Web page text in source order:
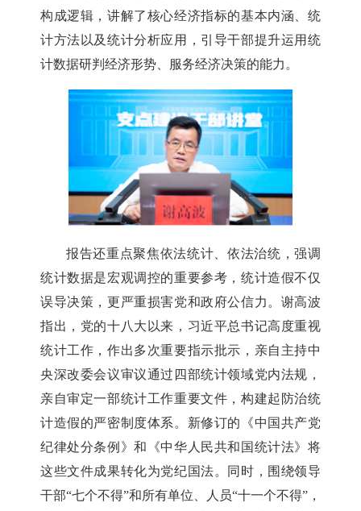
构成逻辑，讲解了核心经济指标的基本内涵、统
计方法以及统计分析应用，引导干部提升运用统
计数据研判经济形势、服务经济决策的能力。
报告还重点聚焦依法统计、依法治统，强调
统计数据是宏观调控的重要参考，统计造假不仅
误导决策，更严重损害党和政府公信力。谢高波
指出，党的十八大以来，习近平总书记高度重视
统计工作，作出多次重要指示批示，亲自主持中
央深改委会议审议通过四部统计领域党内法规，
亲自审定一部统计工作重要文件，构建起防治统
计造假的严密制度体系。新修订的《中国共产党
纪律处分条例》和《中华人民共和国统计法》将
这些文件成果转化为党纪国法。同时，围绕领导
干部“七个不得”和所有单位、人员“十一个不得”，